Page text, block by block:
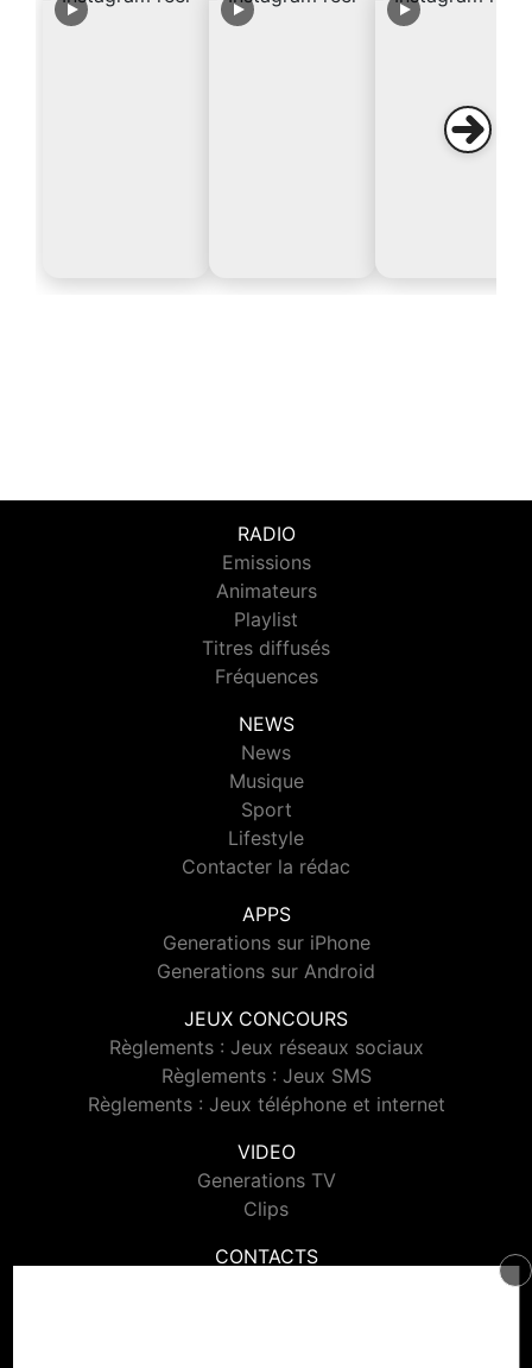
RADIO
Emissions
Animateurs
Playlist
Titres diffusés
Fréquences
NEWS
News
Musique
Sport
Lifestyle
Contacter la rédac
APPS
Generations sur iPhone
Generations sur Android
JEUX CONCOURS
Règlements : Jeux réseaux sociaux
Règlements : Jeux SMS
Règlements : Jeux téléphone et internet
VIDEO
Generations TV
Clips
CONTACTS